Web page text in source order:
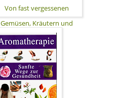
Von fast vergessenen
Gemüsen, Kräutern und
Beeren